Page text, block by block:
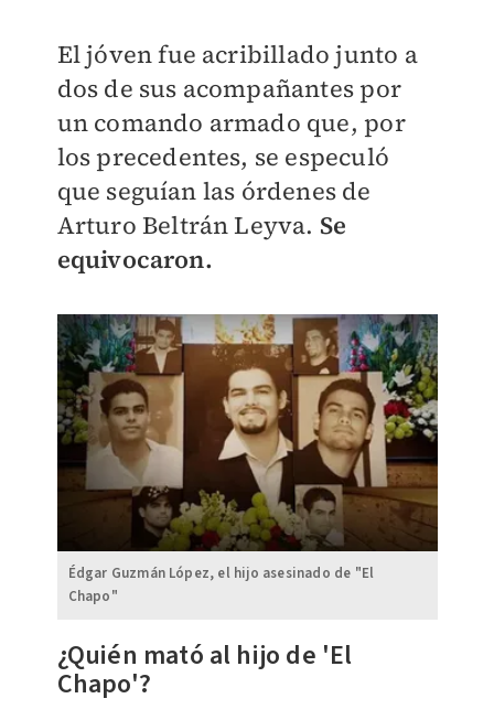
El jóven fue acribillado junto a
dos de sus acompañantes por
un comando armado que, por
los precedentes, se especuló
que seguían las órdenes de
Arturo Beltrán Leyva. Se
equivocaron.
Édgar Guzmán López, el hijo asesinado de "El
Chapo"
¿Quién mató al hijo de 'El
Chapo'?